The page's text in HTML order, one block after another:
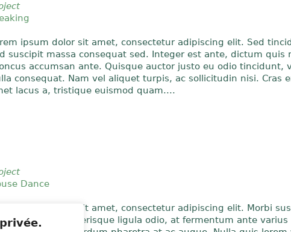
ipsum dolor sit amet, consectetur adipiscing elit. Sed
suscipit massa consequat sed. Integer est ante, dictum quis
accumsan ante. Quisque auctor justo eu odio tincidunt,
consequat. Nam vel aliquet turpis, ac sollicitudin nisi. Cras
lacus a, tristique euismod quam....
Dance
ipsum dolor sit amet, consectetur adipiscing elit. Morbi
Mauris scelerisque ligula odio, at fermentum ante varius